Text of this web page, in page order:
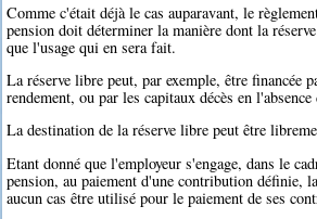
Comme c'était déjà le cas auparavant, le
pension doit déterminer la manière dont la
que l'usage qui en sera fait.
La réserve libre peut, par exemple, être financée
rendement, ou par les capitaux décès en
La destination de la réserve libre peut être
Etant donné que l'employeur s'engage, dans le
pension, au paiement d'une contribution définie,
aucun cas être utilisé pour le paiement de ses